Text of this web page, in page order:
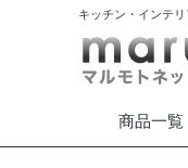
キッチン・インテ
商品一覧